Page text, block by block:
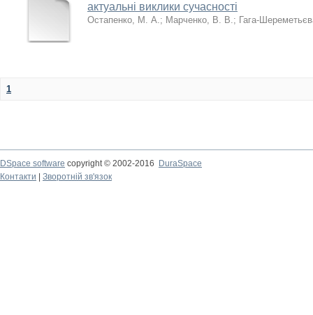
актуальні виклики сучасності
Остапенко, М. А.; Марченко, В. В.; Гага-
1
DSpace software copyright © 2002-2016
DuraSpace
Контакти
Зворотній зв'язок